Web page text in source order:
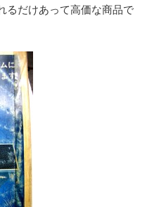
るだけあって高価な商品で